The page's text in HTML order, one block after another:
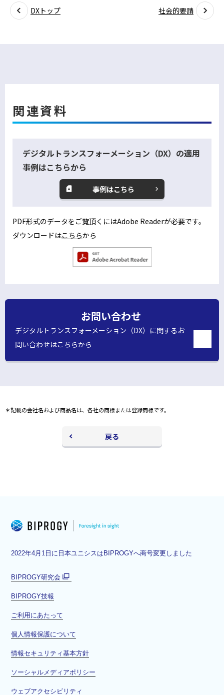
DXトップ 社会的要請
関連資料
デジタルトランスフォーメーション（DX）の適用
事例はこちらから
事例はこちら
PDF形式のデータをご覧頂くにはAdobe Readerが必要です。
ダウンロードはこちら
別
ウ
ド
ウ
で
開
から
別
開
お問い合わせ
デジタルトランスフォーメーション（DX）に関するお
問い合わせはこちらから
ウ
で
＊記載の会社名および商品名は、各社の商標または登録商標です。
戻る
2022年4月1日に日本ユニシスはBIPROGYへ商号変更しました
BIPROGY研究会
ド
で
く
BIPROGY技報
ご利用にあたって
個人情報保護について
情報セキュリティ基本方針
ソーシャルメディアポリシー
ウェブアクセシビリティ